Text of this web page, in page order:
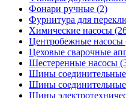
Фонари ручные (2)
Фурнитура для
Химические насосы
Центробежные насосы
Цеховые сварочные
Шестеренные насосы
Шины
Шины
Шины